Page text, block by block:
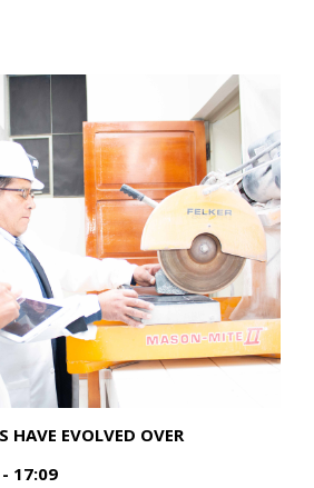
HAVE EVOLVED OVER
17:09